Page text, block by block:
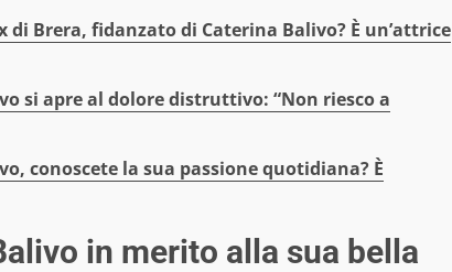
di Brera, fidanzato di Caterina Balivo? È un’attrice
si apre al dolore distruttivo: “Non riesco a
conoscete la sua passione quotidiana? È
in merito alla sua bella